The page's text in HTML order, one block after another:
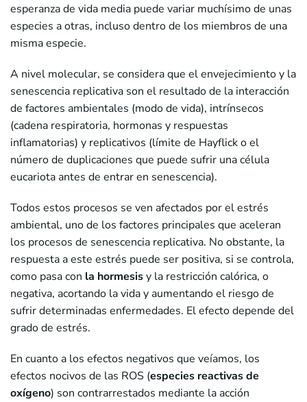
esperanza de vida media puede variar muchísimo de unas
especies a otras, incluso dentro de los miembros de una
misma especie.
A nivel molecular, se considera que el envejecimiento y la
senescencia replicativa son el resultado de la interacción
de factores ambientales (modo de vida), intrínsecos
(cadena respiratoria, hormonas y respuestas
inflamatorias) y replicativos (límite de Hayflick o el
número de duplicaciones que puede sufrir una célula
eucariota antes de entrar en senescencia).
Todos estos procesos se ven afectados por el estrés
ambiental, uno de los factores principales que aceleran
los procesos de senescencia replicativa. No obstante, la
respuesta a este estrés puede ser positiva, si se controla,
como pasa con la hormesisy la restricción calórica, o
negativa, acortando la vida y aumentando el riesgo de
sufrir determinadas enfermedades. El efecto depende del
grado de estrés.
En cuanto a los efectos negativos que veíamos, los
efectos nocivos de las ROS (especies reactivas de
oxígeno) son contrarrestados mediante la acción